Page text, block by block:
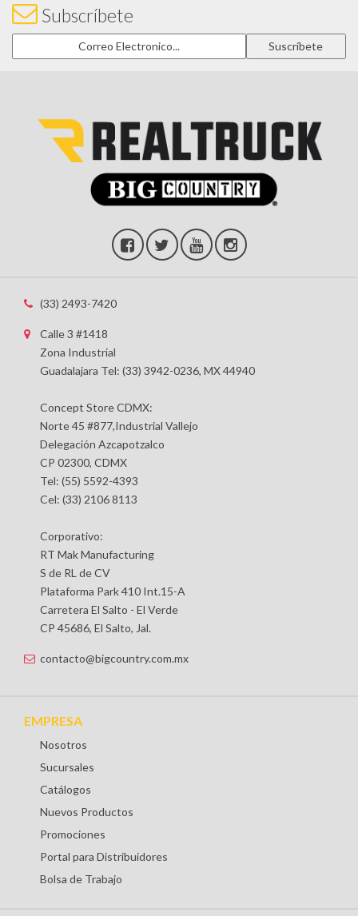
Subscríbete
(33) 2493-7420
Calle 3 #1418
Zona Industrial
Guadalajara Tel: (33) 3942-0236, MX 44940
Concept Store CDMX:
Norte 45 #877,Industrial Vallejo
Delegación Azcapotzalco
CP 02300, CDMX
Tel: (55) 5592-4393
Cel: (33) 2106 8113
Corporativo:
RT Mak Manufacturing
S de RL de CV
Plataforma Park 410 Int.15-A
Carretera El Salto - El Verde
CP 45686, El Salto, Jal.
contacto@bigcountry.com.mx
EMPRESA
Nosotros
Sucursales
Catálogos
Nuevos Productos
Promociones
Portal para Distribuidores
Bolsa de Trabajo